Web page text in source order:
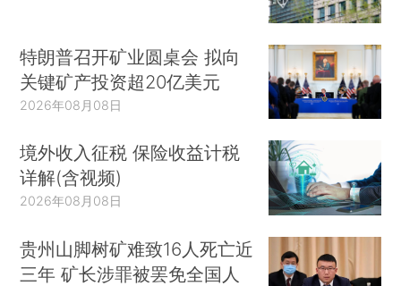
特朗普召开矿业圆桌会 拟向
关键矿产投资超20亿美元
2026年08月08日
境外收入征税 保险收益计税
详解(含视频)
2026年08月08日
贵州山脚树矿难致16人死亡近
三年 矿长涉罪被罢免全国人